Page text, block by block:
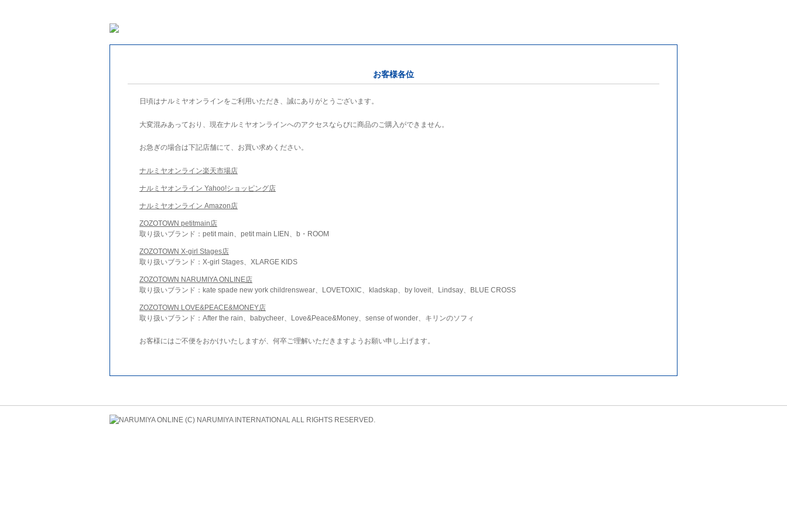
お客様各位
日頃はナルミヤオンラインをご利用いただき、誠にありがとうございます。
大変混みあっており、現在ナルミヤオンラインへのアクセスならびに商品のご購入ができません。
お急ぎの場合は下記店舗にて、お買い求めください。
ナルミヤオンライン楽天市場店
ナルミヤオンライン Yahoo!ショッピング店
ナルミヤオンライン Amazon店
ZOZOTOWN petitmain店
取り扱いブランド：petit main、petit main LIEN、b・ROOM
ZOZOTOWN X-girl Stages店
取り扱いブランド：X-girl Stages、XLARGE KIDS
ZOZOTOWN NARUMIYA ONLINE店
取り扱いブランド：kate spade new york childrenswear、LOVETOXIC、kladskap、by loveit、Lindsay、BLUE CROSS
ZOZOTOWN LOVE&PEACE&MONEY店
取り扱いブランド：After the rain、babycheer、Love&Peace&Money、sense of wonder、キリンのソフィ
お客様にはご不便をおかけいたしますが、何卒ご理解いただきますようお願い申し上げます。